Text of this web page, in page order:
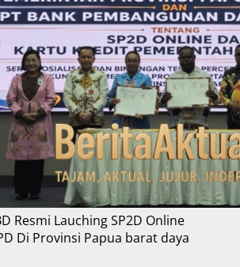
Resmi Lauching SP2D Online
Di Provinsi Papua barat daya